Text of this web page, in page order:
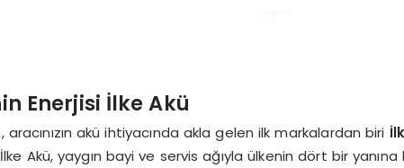
Enerjisi İlke Akü
aracınızın akü ihtiyacında akla gelen ilk markalardan biri
Akü, yaygın bayi ve servis ağıyla ülkenin dört bir yanına